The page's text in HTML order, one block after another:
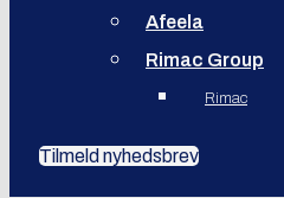
Afeela
Rimac Group
Rimac
Tilmeld nyhedsbrev